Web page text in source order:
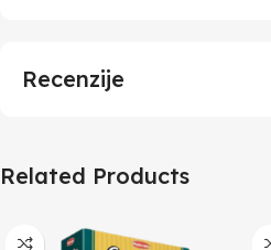
Recenzije
Related Products